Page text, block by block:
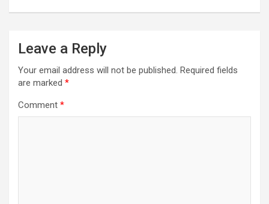
Leave a Reply
Your email address will not be published. Required fields
are marked *
Comment *